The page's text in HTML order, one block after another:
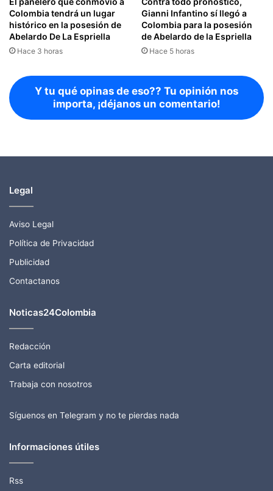
Colombia tendrá un lugar
histórico en la posesión de
Abelardo De La Espriella
Hace 3 horas
Gianni Infantino sí llegó a
Colombia para la posesión
de Abelardo de la Espriella
Hace 5 horas
Y tu qué opinas de eso?? Tu opinión nos
importa, ¡déjanos un comentario!
Legal
Aviso Legal
Política de Privacidad
Publicidad
Contactanos
Noticas24Colombia
Redacción
Carta editorial
Trabaja con nosotros
Síguenos en Telegram y no te pierdas nada
Informaciones útiles
Rss